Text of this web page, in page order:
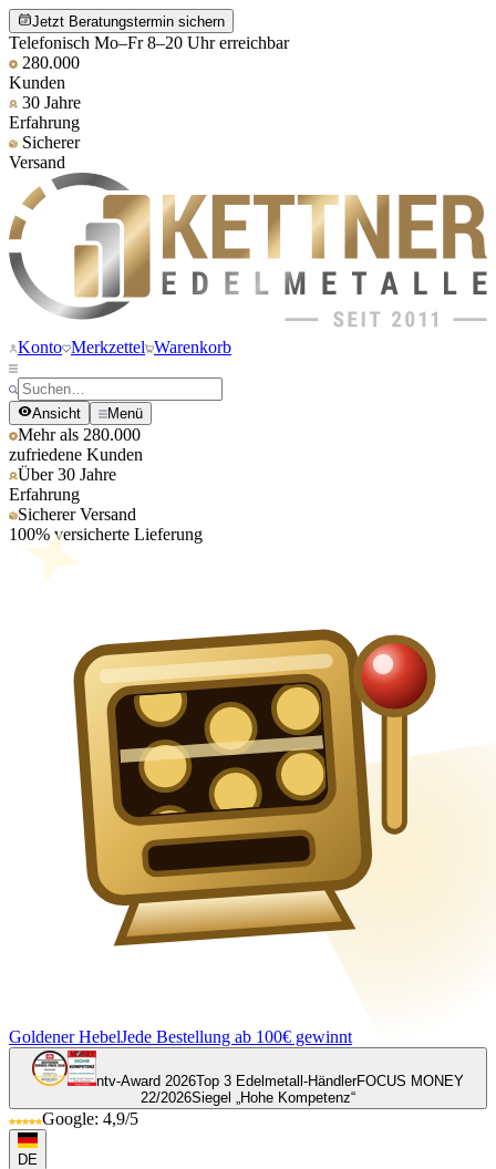
Jetzt Beratungstermin sichern
Telefonisch Mo–Fr 8–20 Uhr erreichbar
280.000
Kunden
30 Jahre
Erfahrung
Sicherer
Versand
Konto Merkzettel Warenkorb
Ansicht Menü
Mehr als 280.000
zufriedene Kunden
Über 30 Jahre
Erfahrung
Sicherer Versand
100% versicherte Lieferung
Goldener HebelJede Bestellung ab 100€ gewinnt
ntv-Award 2026Top 3 Edelmetall-HändlerFOCUS MONEY
22/2026Siegel „Hohe Kompetenz“
Google: 4,9/5
DE